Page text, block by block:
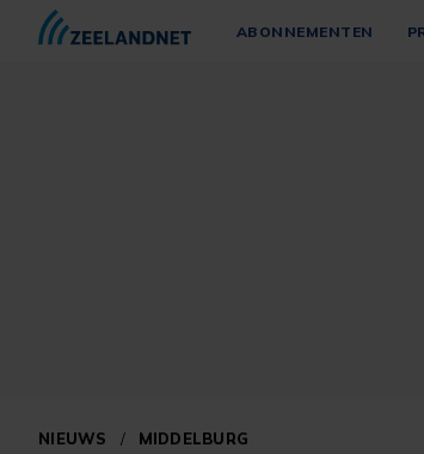
ABONNEMENTEN
NIEUWS / MIDDELBURG